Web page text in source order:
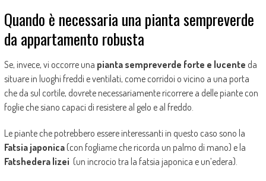
Quando è necessaria una pianta sempreverde
da appartamento robusta
Se, invece, vi occorre una pianta sempreverde forte e lucente da
situare in luoghi freddi e ventilati, come corridoi o vicino a una porta
che da sul cortile, dovrete necessariamente ricorrere a delle piante con
foglie che siano capaci di resistere al gelo e al freddo.
Le piante che potrebbero essere interessanti in questo caso sono la
Fatsia japonica(con fogliame che ricorda un palmo di mano) e la
Fatshedera lizei (un incrocio tra la fatsia japonica e un’edera).